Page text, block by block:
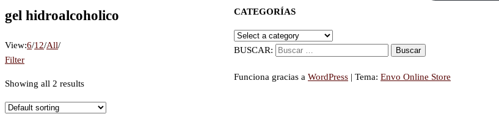
gel hidroalcoholico
View:6/12/All/
Filter
Showing all 2 results
CATEGORÍAS
BUSCAR:
Funciona gracias a WordPress | Tema: Envo Online Store